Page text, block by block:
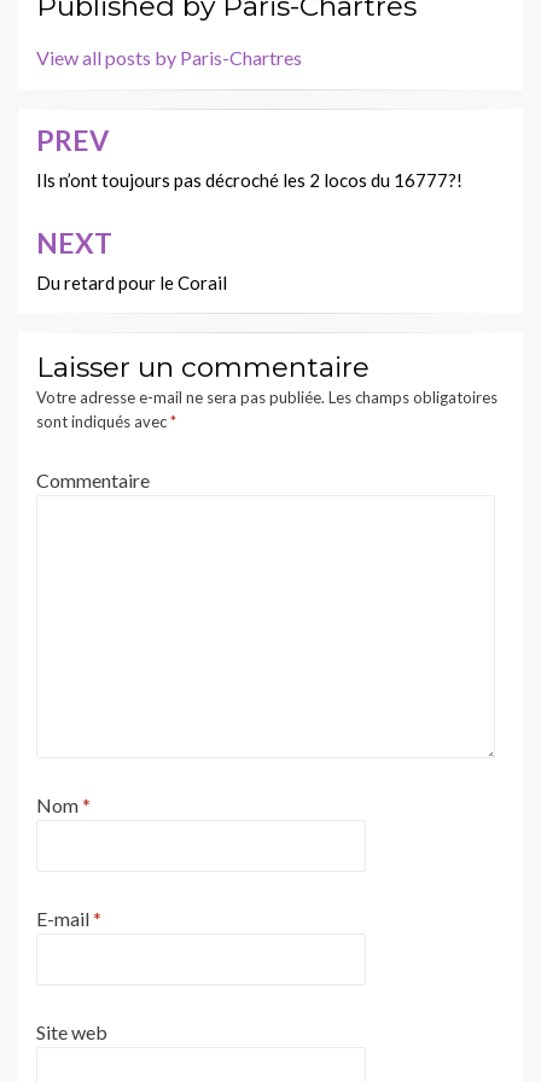
View all posts by Paris-Chartres
Navigation
de
l’article
PREV
Ils n’ont toujours pas décroché les 2 locos du 16777?!
NEXT
Du retard pour le Corail
Laisser un commentaire
Votre adresse e-mail ne sera pas publiée. Les champs obligatoires
sont indiqués avec*
Commentaire
Nom*
E-mail*
Site web